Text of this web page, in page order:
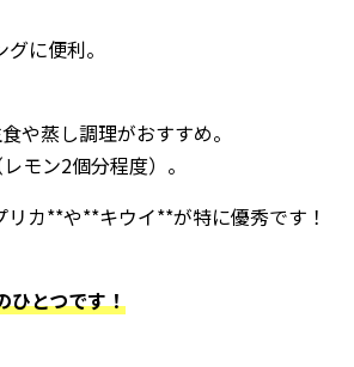
に便利。
や蒸し調理がおすすめ。
モン2個分程度）。
カ**や**キウイ**が特に優秀です！
ひとつです！